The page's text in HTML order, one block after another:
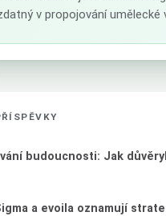
v propojování
budoucnosti: Jak
a evoila oznamují